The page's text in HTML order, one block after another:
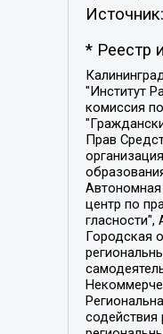
Источник:
* Реестр
Калининградская региональная общественная организация "Экозащита!-Женсовет", Фонд содействия защите прав и свобод граждан "Общественный вердикт", Фонд "Институт Развития Свободы Информации", Частное учреждение "Информационное агентство МЕМО. РУ", Региональная общественная организация "Общественная комиссия по сохранению наследия академика Сахарова", Фонд поддержки свободы прессы, Санкт-Петербургская общественная правозащитная организация "Гражданский контроль", Межрегиональная общественная организация "Информационно-просветительский центр "Мемориал", Региональный Фонд "Центр Защиты Прав Средств Массовой Информации", с 05.12.2023 Фонд "Центр Защиты Прав Средств массовой информации",